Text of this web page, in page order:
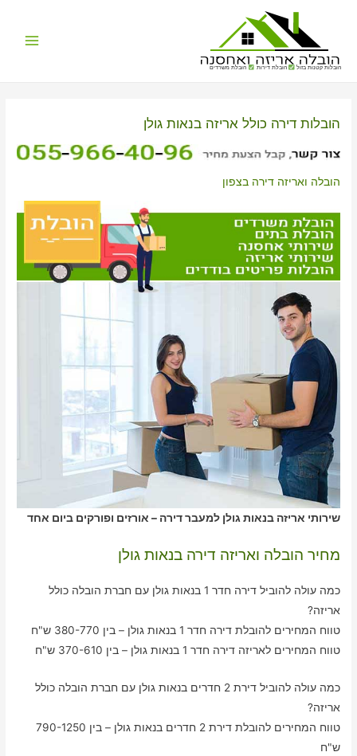
הובלות קטנות בזול הובלת דירות הובלת משרדים
הובלות דירה כולל אריזה בנאות גולן
הובלה ואריזה דירה בצפון
שירותי אריזה בנאות גולן למעבר דירה – אורזים ופורקים ביום אחד
מחיר הובלה ואריזה דירה בנאות גולן
כמה עולה להוביל דירה חדר 1 בנאות גולן עם חברת הובלה כולל
אריזה?
טווח המחירים להובלת דירה חדר 1 בנאות גולן – בין 380-770 ש"ח
טווח המחירים לאריזה דירה חדר 1 בנאות גולן – בין 370-610 ש"ח
כמה עולה להוביל דירת 2 חדרים בנאות גולן עם חברת הובלה כולל
אריזה?
טווח המחירים להובלת דירת 2 חדרים בנאות גולן – בין 790-1250
ש"ח